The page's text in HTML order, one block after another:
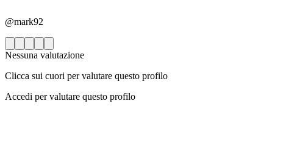
@mark92
Nessuna valutazione
Clicca sui cuori per valutare questo profilo
Accedi per valutare questo profilo